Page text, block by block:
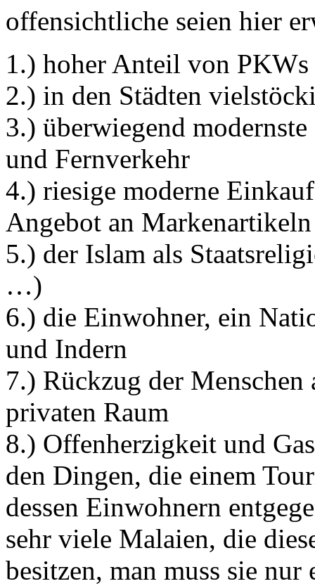
offensichtliche seien hier
1.) hoher Anteil von
2.) in den Städten
3.) überwiegend
und Fernverkehr
4.) riesige moderne
Angebot an Markenartikeln
5.) der Islam als
…)
6.) die Einwohner, ein
und Indern
7.) Rückzug der
privaten Raum
8.) Offenherzigkeit und
den Dingen, die einem
dessen Einwohnern
sehr viele Malaien, die
besitzen, man muss sie nur